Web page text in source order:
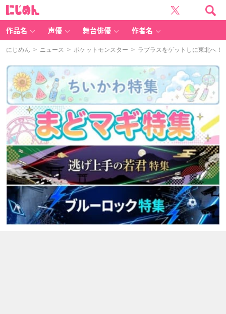
作品名 声優 舞台俳優 作者名
にじめん > ニュース > ポケットモンスター > ラプラスをゲットしに東北へ！